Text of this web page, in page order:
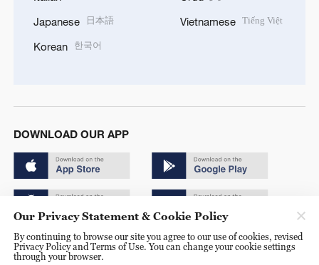
Japanese 日本語
Korean 한국어
Vietnamese Tiếng Việt
DOWNLOAD OUR APP
Copyright © 2024 CGTN.
京ICP备20000184号
Our Privacy Statement & Cookie Policy
By continuing to browse our site you agree to our use of cookies, revised
Privacy Policy and Terms of Use. You can change your cookie settings
through your browser.